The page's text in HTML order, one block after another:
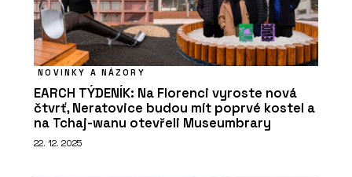
NOVINKY A NÁZORY
EARCH TÝDENÍK: Na Florenci vyroste nová
čtvrť, Neratovice budou mít poprvé kostel a
na Tchaj-wanu otevřeli Museumbrary
22. 12. 2025